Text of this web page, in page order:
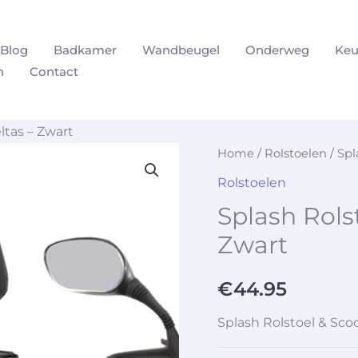
Blog Badkamer Wandbeugel Onderweg
Contact
– Zwart
Home / Rolstoelen /
Rolstoelen
Splash
Zwart
€44.95
Splash Rolstoel &